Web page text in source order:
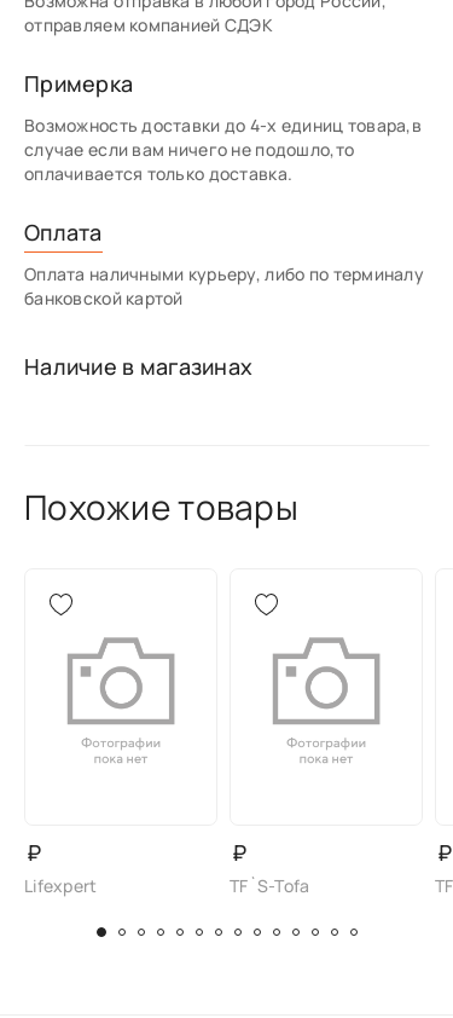
отправляем компанией СДЭК
Примерка
Возможность доставки до 4-х единиц товара,в
случае если вам ничего не подошло,то
оплачивается только доставка.
Оплата
Оплата наличными курьеру, либо по терминалу
банковской картой
Наличие в магазинах
Похожие товары
₽
Lifexpert
₽
TF`S-Tofa
₽